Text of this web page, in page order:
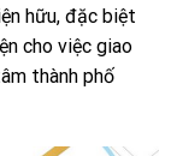
hữu, đặc biệt
cho việc giao
thành phố